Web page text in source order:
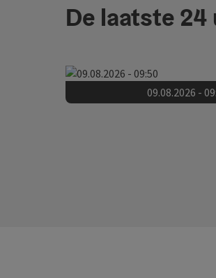
De laatste 24
09.08.2026 -